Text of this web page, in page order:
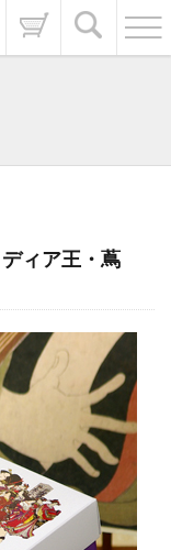
ィア王・蔦